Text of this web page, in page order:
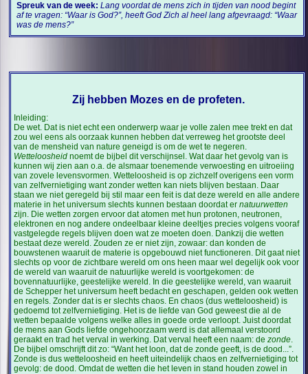
Spreuk van de week: Lang voordat de mens zich in tijden van nood begint
af te vragen: “Waar is God?”, heeft God Zich al heel lang afgevraagd: “Waar
was de mens?”
Zij hebben Mozes en de profeten.
Inleiding:
De wet. Dat is niet echt een onderwerp waar je volle zalen mee trekt en dat
zou wel eens als oorzaak kunnen hebben dat verreweg het grootste deel
van de mensheid van nature geneigd is om de wet te negeren.
Wetteloosheid noemt de bijbel dit verschijnsel. Wat daar het gevolg van is
kunnen wij zien aan o.a. de alsmaar toenemende verwoesting en uitroeiing
van zovele levensvormen. Wetteloosheid is op zichzelf overigens een vorm
van zelfvernietiging want zonder wetten kan niets blijven bestaan. Daar
staan we niet geregeld bij stil maar een feit is dat deze wereld en alle andere
materie in het universum slechts kunnen bestaan doordat ernatuurwetten
zijn. Die wetten zorgen ervoor dat atomen met hun protonen, neutronen,
elektronen en nog andere ondeelbaar kleine deeltjes precies volgens vooraf
vastgelegde regels blijven doen wat ze moeten doen. Dankzij die wetten
bestaat deze wereld. Zouden ze er niet zijn, zowaar: dan konden de
bouwstenen waaruit de materie is opgebouwd niet functioneren. Dit gaat niet
slechts op voor de zichtbare wereld om ons heen maar wel degelijk ook voor
de wereld van waaruit de natuurlijke wereld is voortgekomen: de
bovennatuurlijke, geestelijke wereld. In die geestelijke wereld, van waaruit
de Schepper het universum heeft bedacht en geschapen, gelden ook wetten
en regels. Zonder dat is er slechts chaos. En chaos (dus wetteloosheid) is
gedoemd tot zelfvernietiging. Het is de liefde van God geweest die al de
wetten bepaalde volgens welke alles in goede orde verloopt. Juist doordat
de mens aan Gods liefde ongehoorzaam werd is dat allemaal verstoord
geraakt en trad het verval in werking. Dat verval heeft een naam: dezonde.
De bijbel omschrijft dit zo: “Want het loon, dat de zonde geeft, is de dood...”.
Zonde is dus wetteloosheid en heeft uiteindelijk chaos en zelfvernietiging tot
gevolg: de dood. Omdat de wetten die het leven in stand houden zowel in